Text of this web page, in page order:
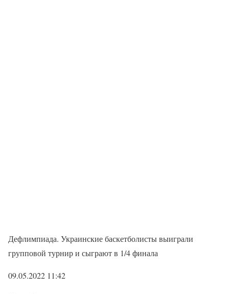
Дефлимпиада. Украинские баскетболисты выиграли
групповой турнир и сыграют в 1/4 финала
09.05.2022 11:42